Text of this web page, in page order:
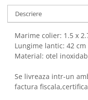
Descriere
Marime colier: 1.5 x
Lungime lantic: 42 cm
Material: otel
Se livreaza intr-un
factura